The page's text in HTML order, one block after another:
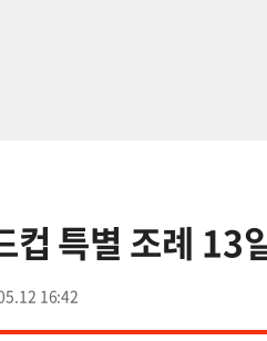
컵 특별 조례
16:42